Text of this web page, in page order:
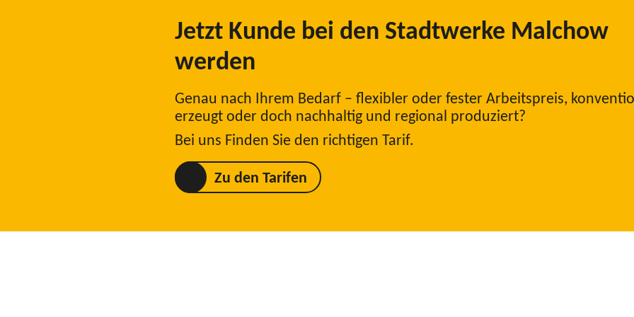
Jetzt Kunde bei den Stadtwerke Malchow
werden
Genau nach Ihrem Bedarf – flexibler oder fester Arbeitspreis,
erzeugt oder doch nachhaltig und regional produziert?
Bei uns Finden Sie den richtigen Tarif.
Zu den Tarifen